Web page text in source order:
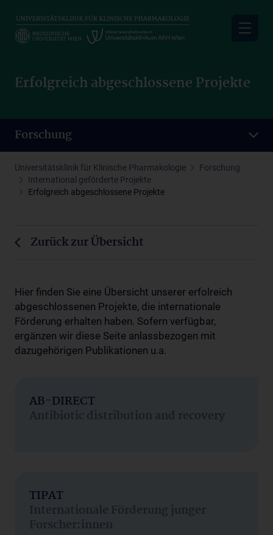
main
Erfolgreich abgeschlossene Projekte
Forschung
Universitätsklinik für Klinische Pharmakologie
Forschung
International geförderte Projekte
Erfolgreich abgeschlossene Projekte
Zurück zur Übersicht
Hier finden Sie eine Übersicht unserer erfolreich
abgeschlossenen Projekte, die internationale
Förderung erhalten haben. Sofern verfügbar,
ergänzen wir diese Seite anlassbezogen mit
dazugehörigen Publikationen u.a.
AB-DIRECT
Antibiotic distribution and recovery
TIPAT
Internationale Förderung junger
Forscher:innen